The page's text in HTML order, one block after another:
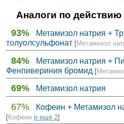
Аналоги по действию
93%
Метамизол натрия +
толуолсульфонат [Метамизол
84%
Метамизол натрия +
Фенпивериния бромид [
69% Метамизол натрия
67% Кофеин + Метамизол
[Кофеин и ещё 2]